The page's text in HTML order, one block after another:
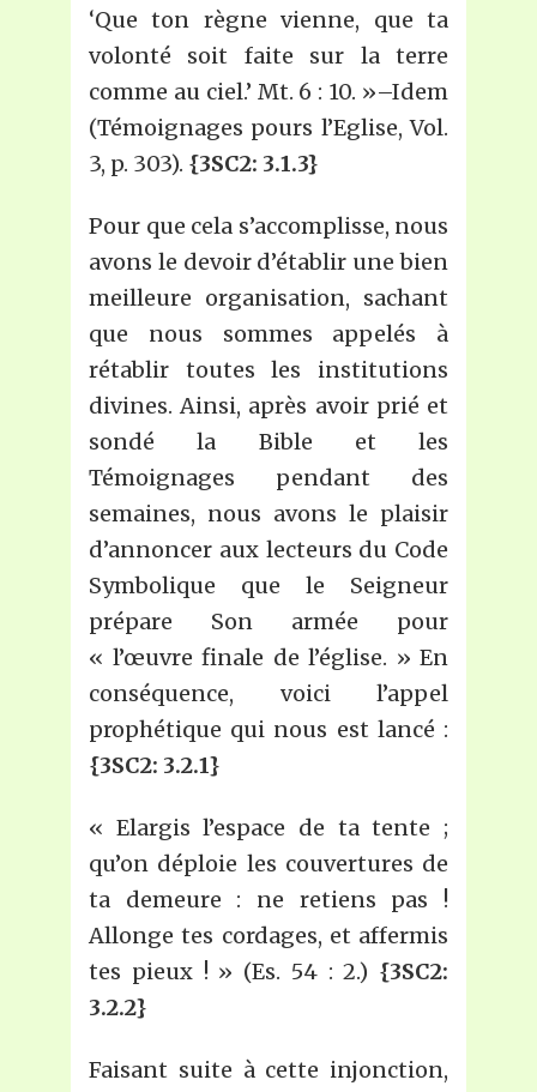
‘Que ton règne vienne, que ta
volonté soit faite sur la terre
comme au ciel.’ Mt. 6 : 10. »–Idem
(Témoignages pours l’Eglise, Vol.
3, p. 303). {3SC2: 3.1.3}
Pour que cela s’accomplisse, nous
avons le devoir d’établir une bien
meilleure organisation, sachant
que nous sommes appelés à
rétablir toutes les institutions
divines. Ainsi, après avoir prié et
sondé la Bible et les
Témoignages pendant des
semaines, nous avons le plaisir
d’annoncer aux lecteurs du Code
Symbolique que le Seigneur
prépare Son armée pour
« l’œuvre finale de l’église. » En
conséquence, voici l’appel
prophétique qui nous est lancé :
{3SC2: 3.2.1}
« Elargis l’espace de ta tente ;
qu’on déploie les couvertures de
ta demeure : ne retiens pas !
Allonge tes cordages, et affermis
tes pieux ! » (Es. 54 : 2.) {3SC2:
3.2.2}
Faisant suite à cette injonction,